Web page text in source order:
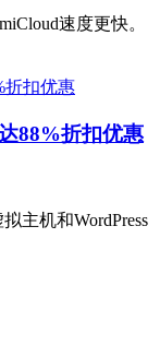
速度更快。
88%折扣优惠
主机和WordPress